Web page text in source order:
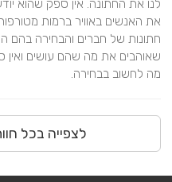
מה לחשוב בבחירה.
לצפייה בכל